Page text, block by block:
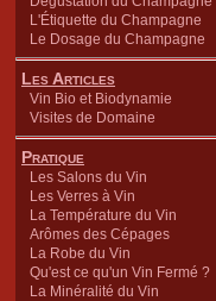
L'Étiquette du Champagne
Le Dosage du Champagne
Les Articles
Vin Bio et Biodynamie
Visites de Domaine
Pratique
Les Salons du Vin
Les Verres à Vin
La Température du Vin
Arômes des Cépages
La Robe du Vin
Qu'est ce qu'un Vin Fermé ?
La Minéralité du Vin